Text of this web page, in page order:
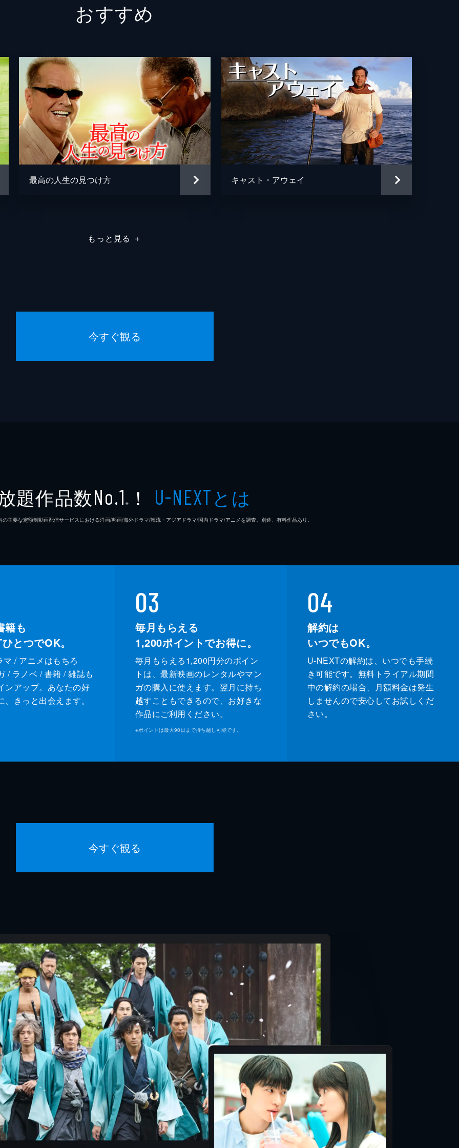
グレアム・グリーン
サム・ロックウェル
バリー・ペッパー
ジェフリー・デマン
パトリシア・クラークソン
ウィリアム・サドラー
おすすめ
最高の人生の見つけ方 キャスト・アウェイ
もっと見る ＋
今すぐ観る
題作品数No.1 ※ ！ U-NEXTとは
主要な定額制動画配信サービスにおける洋画/邦画/海外ドラマ/韓流・アジアドラマ/国内ドラマ/アニメを調査。別途、有料作品あり。
籍も
とつでOK。
マ / アニメはもちろ
/ ラノベ / 書籍 / 雑誌も
ンアップ。あなたの好
、きっと出会えます。
03
毎月もらえる
1,200ポイントでお得に。
毎月もらえる1,200円分のポイン
トは、最新映画のレンタルやマン
ガの購入に使えます。翌月に持ち
越すこともできるので、お好きな
作品にご利用ください。
※ポイントは最大90日まで持ち越し可能です。
04
解約は
いつでもOK。
U-NEXTの解約は、いつでも手続
き可能です。無料トライアル期間
中の解約の場合、月額料金は発生
しませんので安心してお試しくだ
さい。
今すぐ観る